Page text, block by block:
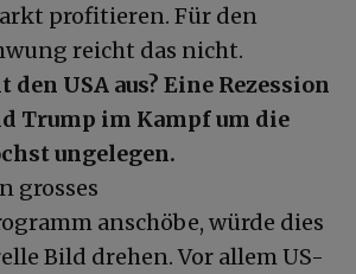
profitieren. Für den
reicht das nicht.
USA aus? Eine Rezession
Trump im Kampf um die
ungelegen.
grosses
anschöbe, würde dies
Bild drehen. Vor allem US-